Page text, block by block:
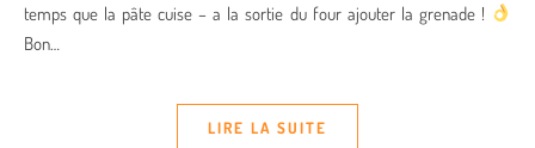
temps que la pâte cuise – a la sortie du four ajouter la grenade !
Bon…
LIRE LA SUITE